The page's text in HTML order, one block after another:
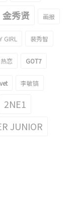
金秀贤 画报
GIRL 裴秀智
热恋 GOT7
李敏镐
2NE1
JUNIOR